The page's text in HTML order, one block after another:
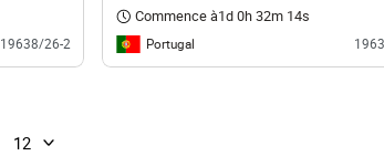
19638/26-2
Commence à1d 0h 32m 13s
Portugal